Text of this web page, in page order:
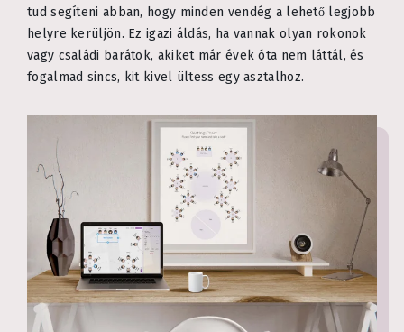
tud segíteni abban, hogy minden vendég a lehető legjobb
helyre kerüljön. Ez igazi áldás, ha vannak olyan rokonok
vagy családi barátok, akiket már évek óta nem láttál, és
fogalmad sincs, kit kivel ültess egy asztalhoz.